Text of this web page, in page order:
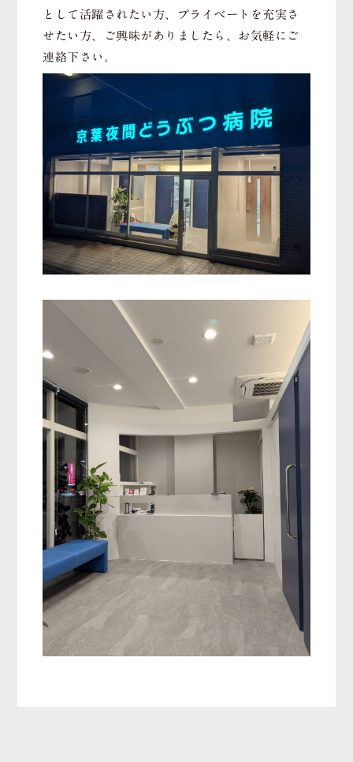
として活躍されたい方、プライベートを充実さ
せたい方、ご興味がありましたら、お気軽にご
連絡下さい。